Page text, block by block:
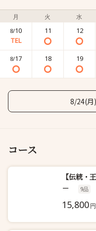
月 火 水
8/10 11 12
8/17 18 19
8/24(月
コース
【伝統
－
9品
15,800円